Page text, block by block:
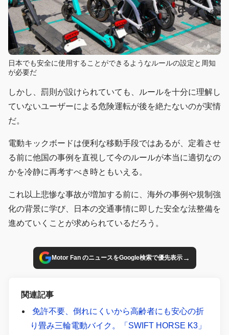
日本でも安全に使用することができるようなルールの設定と周知
が必要だ
しかし、罰則が設けられていても、ルールを十分に理解し
ていないユーザーによる危険運転が後を絶たないのが実情
だ。
電動キックボードは便利な移動手段ではあるが、定着させ
る前に他国の事例を直視して今のルールが本当に適切なの
かを冷静に再考すべき時ともいえる。
これ以上悲惨な事故が増加する前に、海外の事例や規制強
化の背景に学び、日本の交通事情に即した安全な法整備を
進めていくことが求められているだろう。
Motor Fan のニュースをGoogle検索で優先表示→
関連記事
免許不要、倒れにくいから高齢者にも安心の折
り畳み三輪電動バイク。「SWIFT HORSE K3」